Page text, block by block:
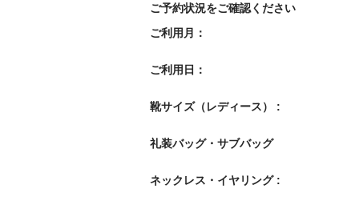
ご予約状況をご確認ください
ご利用月：
ご利用日：
靴サイズ（レディース） :
礼装バッグ・サブバッグ
ネックレス・イヤリング :